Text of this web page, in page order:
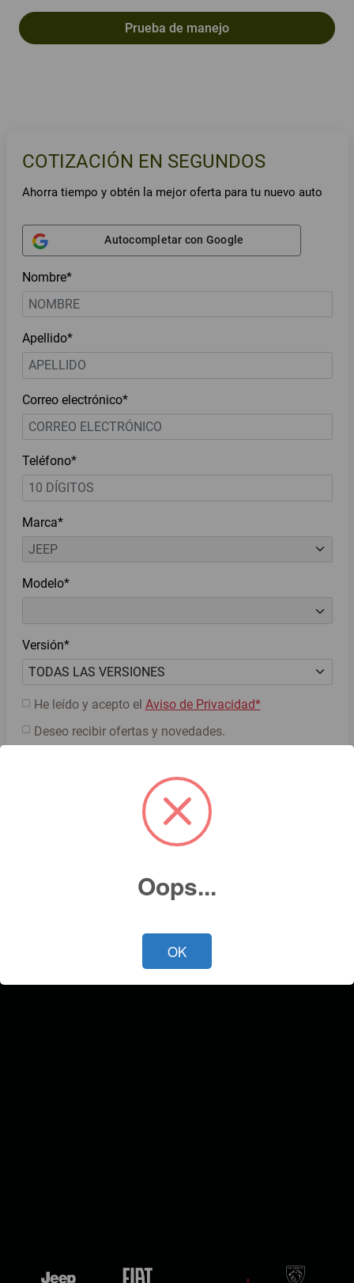
Prueba de manejo
COTIZACIÓN EN SEGUNDOS
Ahorra tiempo y obtén la mejor oferta para tu nuevo auto
Autocompletar con Google
Nombre*
Apellido*
Correo electrónico*
Teléfono*
Marca*
Modelo*
Versión*
He leído y acepto el Aviso de Privacidad*
Deseo recibir ofertas y novedades.
Cotiza ahora
Oops...
OK